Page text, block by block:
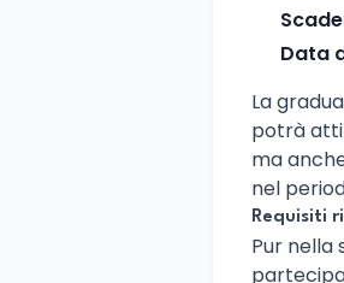
Data
La
potrà
ma
nel
Requisiti
Pur nella